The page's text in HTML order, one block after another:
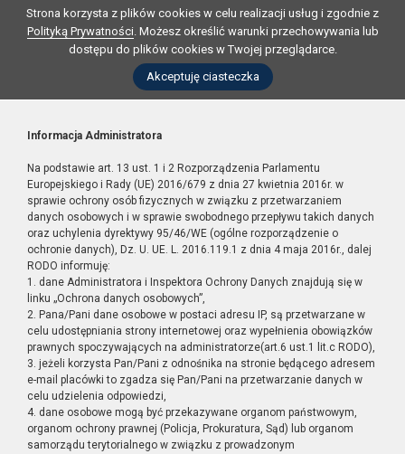
Strona korzysta z plików cookies w celu realizacji usług i zgodnie z
Polityką Prywatności. Możesz określić warunki przechowywania lub
dostępu do plików cookies w Twojej przeglądarce.
Akceptuję ciasteczka
Informacja Administratora
Na podstawie art. 13 ust. 1 i 2 Rozporządzenia Parlamentu
Europejskiego i Rady (UE) 2016/679 z dnia 27 kwietnia 2016r. w
sprawie ochrony osób fizycznych w związku z przetwarzaniem
danych osobowych i w sprawie swobodnego przepływu takich danych
oraz uchylenia dyrektywy 95/46/WE (ogólne rozporządzenie o
ochronie danych), Dz. U. UE. L. 2016.119.1 z dnia 4 maja 2016r., dalej
RODO informuję:
1. dane Administratora i Inspektora Ochrony Danych znajdują się w
linku „Ochrona danych osobowych”,
2. Pana/Pani dane osobowe w postaci adresu IP, są przetwarzane w
celu udostępniania strony internetowej oraz wypełnienia obowiązków
prawnych spoczywających na administratorze(art.6 ust.1 lit.c RODO),
3. jeżeli korzysta Pan/Pani z odnośnika na stronie będącego adresem
e-mail placówki to zgadza się Pan/Pani na przetwarzanie danych w
celu udzielenia odpowiedzi,
4. dane osobowe mogą być przekazywane organom państwowym,
organom ochrony prawnej (Policja, Prokuratura, Sąd) lub organom
samorządu terytorialnego w związku z prowadzonym